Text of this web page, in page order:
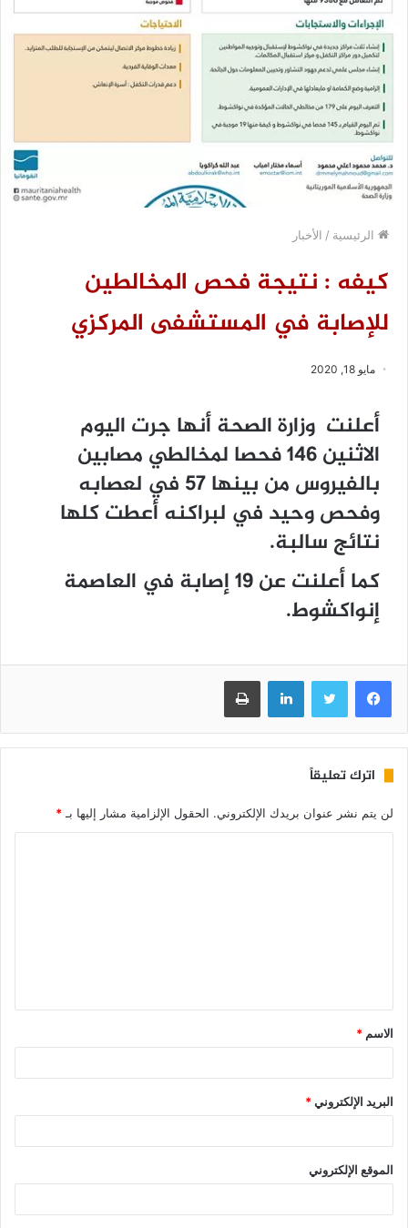
الرئيسية / الأخبار
كيفه : نتيجة فحص المخالطين
للإصابة في المستشفى المركزي
مايو 18, 2020
أعلنت وزارة الصحة أنها جرت اليوم
الاثنين 146 فحصا لمخالطي مصابين
بالفيروس من بينها 57 في لعصابه
وفحص وحيد في لبراكنه أعطت كلها
نتائج سالبة.
كما أعلنت عن 19 إصابة في العاصمة
إنواكشوط.
فيسبوك تويتر لينكدإن طباعة
اترك تعليقاً
لن يتم نشر عنوان بريدك الإلكتروني. الحقول الإلزامية مشار إليها بـ *
الاسم *
البريد الإلكتروني*
الموقع الإلكتروني